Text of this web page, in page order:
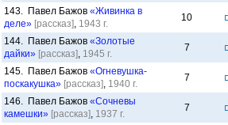
143. Павел Бажов «Живинка в
деле» [рассказ], 1943 г.
10
144. Павел Бажов «Золотые
дайки» [рассказ], 1945 г.
7
145. Павел Бажов «Огневушка-
поскакушка» [рассказ], 1940 г.
7
146. Павел Бажов «Сочневы
камешки» [рассказ], 1937 г.
7